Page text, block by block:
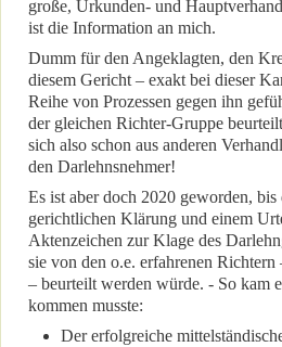
große, Urkunden- und
ist die Information an mich.
Dumm für den Angeklagten, den
diesem Gericht – exakt bei dieser
Reihe von Prozessen gegen ihn
der gleichen Richter-Gruppe
sich also schon aus anderen
den Darlehnsnehmer!
Es ist aber doch 2020 geworden, bis
gerichtlichen Klärung und einem
Aktenzeichen zur Klage des
sie von den o.e. erfahrenen
– beurteilt werden würde. - So kam
kommen musste:
Der erfolgreiche